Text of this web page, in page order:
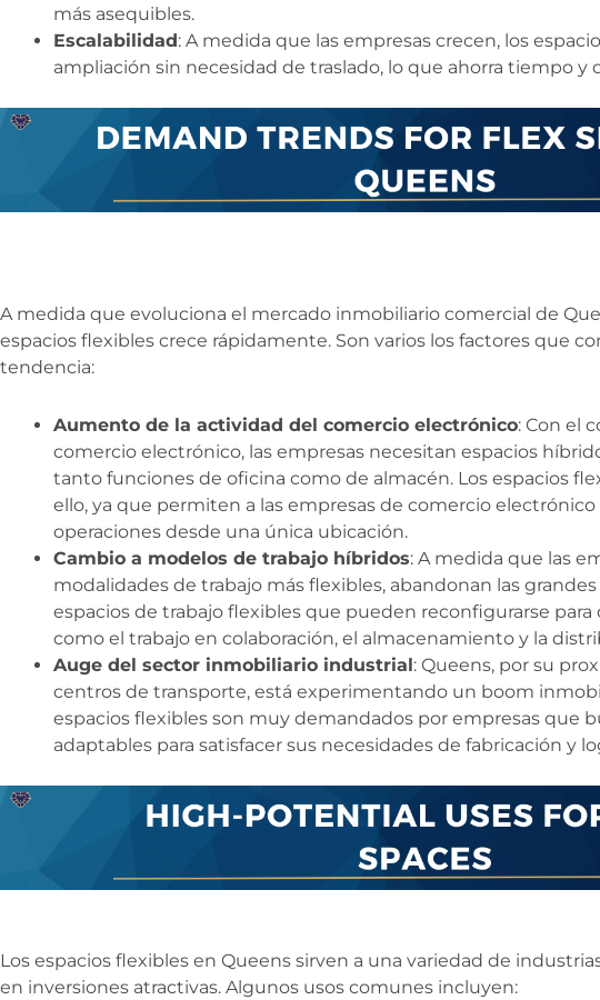
más asequibles.
Escalabilidad : A medida que las empresas crecen, los
ampliación sin necesidad de traslado, lo que ahorra tiempo y
A medida que evoluciona el mercado inmobiliario comercial de
espacios flexibles crece rápidamente. Son varios los factores que
tendencia:
Aumento de la actividad del comercio electrónico: Con el
comercio electrónico, las empresas necesitan espacios
tanto funciones de oficina como de almacén. Los espacios
ello, ya que permiten a las empresas de comercio electrónico
operaciones desde una única ubicación.
Cambio a modelos de trabajo híbridos: A medida que las
modalidades de trabajo más flexibles, abandonan las
espacios de trabajo flexibles que pueden reconfigurarse para
como el trabajo en colaboración, el almacenamiento y la
Auge del sector inmobiliario industrial : Queens, por su
centros de transporte, está experimentando un boom
espacios flexibles son muy demandados por empresas que
adaptables para satisfacer sus necesidades de fabricación y
Los espacios flexibles en Queens sirven a una variedad de
en inversiones atractivas. Algunos usos comunes incluyen: